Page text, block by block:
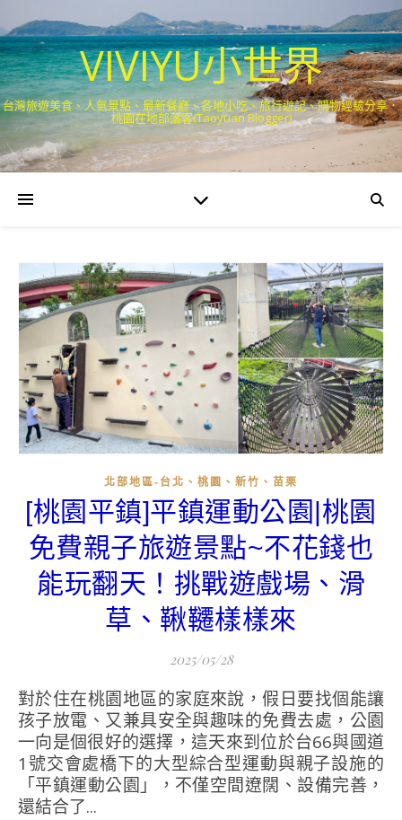
VIVIYU小世界
台灣旅遊美食、人氣景點、最新餐廳、各地小吃、旅行遊記、購物經驗分享．
桃園在地部落客(Taoyuan Blogger)
北部地區-台北、桃園、新竹、苗栗
[桃園平鎮]平鎮運動公園|桃園
免費親子旅遊景點~不花錢也
能玩翻天！挑戰遊戲場、滑
草、鞦韆樣樣來
2025/05/28
對於住在桃園地區的家庭來說，假日要找個能讓
孩子放電、又兼具安全與趣味的免費去處，公園
一向是個很好的選擇，這天來到位於台66與國道
1號交會處橋下的大型綜合型運動與親子設施的
「平鎮運動公園」，不僅空間遼闊、設備完善，
還結合了...